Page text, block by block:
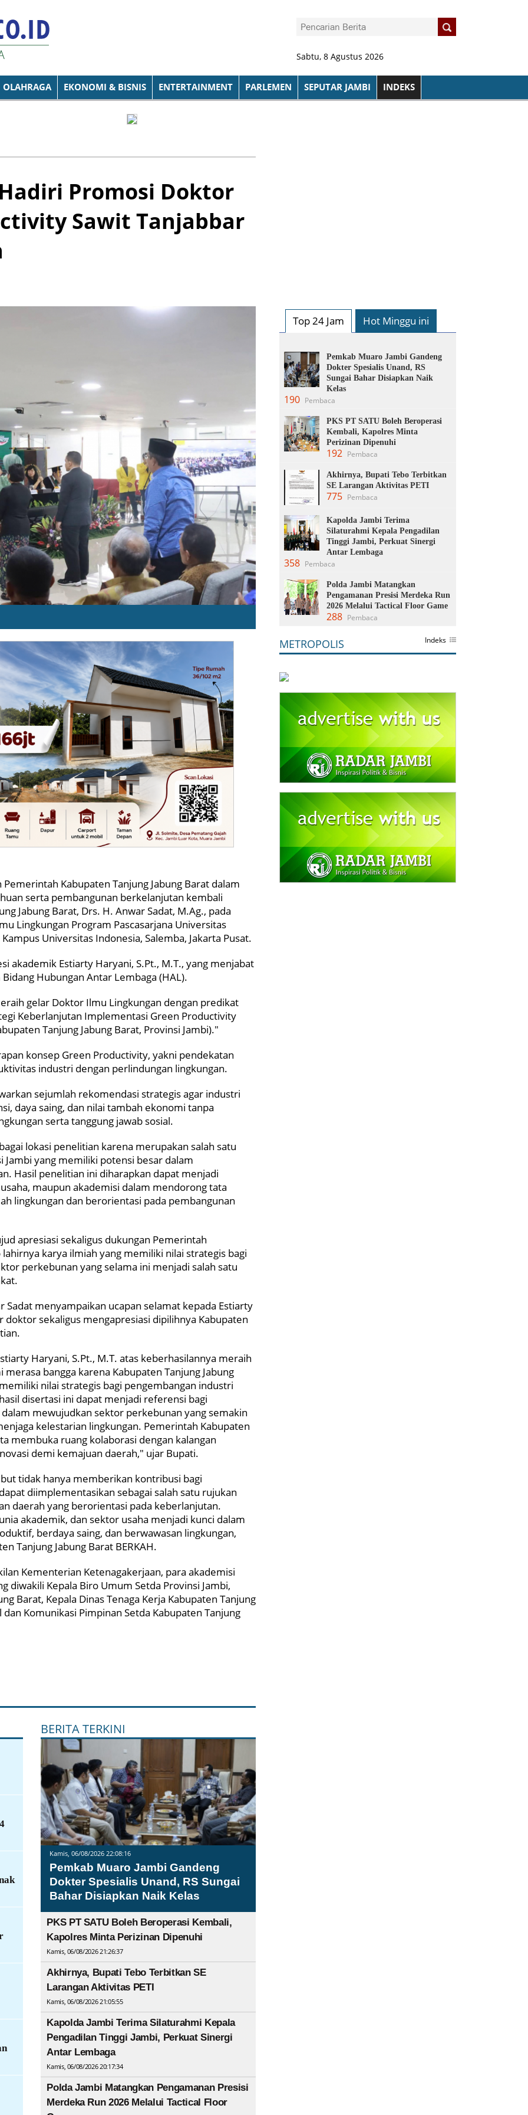
Sabtu, 8 Agustus 2026
OLAHRAGA EKONOMI & BISNIS ENTERTAINMENT PARLEMEN SEPUTAR JAMBI INDEKS
Promosi Doktor
Sawit Tanjabbar
Pemerintah Kabupaten Tanjung Jabung Barat dalam
serta pembangunan berkelanjutan kembali
Jabung Barat, Drs. H. Anwar Sadat, M.Ag., pada
Lingkungan Program Pascasarjana Universitas
Universitas Indonesia, Salemba, Jakarta Pusat.
akademik Estiarty Haryani, S.Pt., M.T., yang menjabat
Hubungan Antar Lembaga (HAL).
gelar Doktor Ilmu Lingkungan dengan predikat
Keberlanjutan Implementasi Green Productivity
Tanjung Jabung Barat, Provinsi Jambi)."
konsep Green Productivity, yakni pendekatan
industri dengan perlindungan lingkungan.
sejumlah rekomendasi strategis agar industri
daya saing, dan nilai tambah ekonomi tanpa
serta tanggung jawab sosial.
lokasi penelitian karena merupakan salah satu
yang memiliki potensi besar dalam
Hasil penelitian ini diharapkan dapat menjadi
maupun akademisi dalam mendorong tata
lingkungan dan berorientasi pada pembangunan
apresiasi sekaligus dukungan Pemerintah
karya ilmiah yang memiliki nilai strategis bagi
perkebunan yang selama ini menjadi salah satu
menyampaikan ucapan selamat kepada Estiarty
sekaligus mengapresiasi dipilihnya Kabupaten
Haryani, S.Pt., M.T. atas keberhasilannya meraih
bangga karena Kabupaten Tanjung Jabung
nilai strategis bagi pengembangan industri
disertasi ini dapat menjadi referensi bagi
mewujudkan sektor perkebunan yang semakin
kelestarian lingkungan. Pemerintah Kabupaten
membuka ruang kolaborasi dengan kalangan
demi kemajuan daerah," ujar Bupati.
tidak hanya memberikan kontribusi bagi
diimplementasikan sebagai salah satu rujukan
daerah yang berorientasi pada keberlanjutan.
akademik, dan sektor usaha menjadi kunci dalam
berdaya saing, dan berwawasan lingkungan,
Tanjung Jabung Barat BERKAH.
Kementerian Ketenagakerjaan, para akademisi
diwakili Kepala Biro Umum Setda Provinsi Jambi,
Barat, Kepala Dinas Tenaga Kerja Kabupaten Tanjung
Komunikasi Pimpinan Setda Kabupaten Tanjung
BERITA TERKINI
Kamis, 06/08/2026 22:08:16
Pemkab Muaro Jambi Gandeng
Dokter Spesialis Unand, RS Sungai
Bahar Disiapkan Naik Kelas
PKS PT SATU Boleh Beroperasi Kembali,
Kapolres Minta Perizinan Dipenuhi
Kamis, 06/08/2026 21:26:37
Akhirnya, Bupati Tebo Terbitkan SE
Larangan Aktivitas PETI
Kamis, 06/08/2026 21:05:55
Kapolda Jambi Terima Silaturahmi Kepala
Pengadilan Tinggi Jambi, Perkuat Sinergi
Antar Lembaga
Kamis, 06/08/2026 20:17:34
Polda Jambi Matangkan Pengamanan Presisi
Merdeka Run 2026 Melalui Tactical Floor
Top 24 Jam Hot Minggu ini
Pemkab Muaro Jambi Gandeng
Dokter Spesialis Unand, RS
Sungai Bahar Disiapkan Naik
Kelas
190 Pembaca
PKS PT SATU Boleh Beroperasi
Kembali, Kapolres Minta
Perizinan Dipenuhi
192 Pembaca
Akhirnya, Bupati Tebo Terbitkan
SE Larangan Aktivitas PETI
775 Pembaca
Kapolda Jambi Terima
Silaturahmi Kepala Pengadilan
Tinggi Jambi, Perkuat Sinergi
Antar Lembaga
358 Pembaca
Polda Jambi Matangkan
Pengamanan Presisi Merdeka Run
2026 Melalui Tactical Floor Game
288 Pembaca
METROPOLIS Indeks